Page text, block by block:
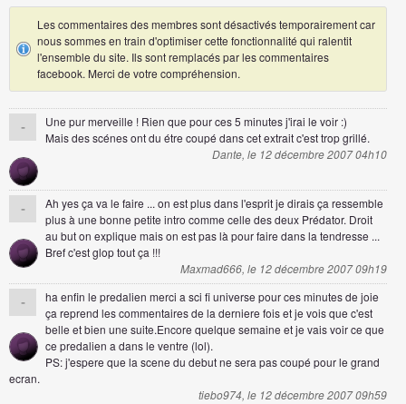
Les commentaires des membres sont désactivés temporairement car
nous sommes en train d'optimiser cette fonctionnalité qui ralentit
l'ensemble du site. Ils sont remplacés par les commentaires
facebook. Merci de votre compréhension.
-
Une pur merveille ! Rien que pour ces 5 minutes j'irai le voir :)
Mais des scénes ont du étre coupé dans cet extrait c'est trop grillé.
Dante, le 12 décembre 2007 04h10
-
Ah yes ça va le faire ... on est plus dans l'esprit je dirais ça ressemble
plus à une bonne petite intro comme celle des deux Prédator. Droit
au but on explique mais on est pas là pour faire dans la tendresse ...
Bref c'est glop tout ça !!!
Maxmad666, le 12 décembre 2007 09h19
-
ha enfin le predalien merci a sci fi universe pour ces minutes de joie
ça reprend les commentaires de la derniere fois et je vois que c'est
belle et bien une suite.Encore quelque semaine et je vais voir ce que
ce predalien a dans le ventre (lol).
PS: j'espere que la scene du debut ne sera pas coupé pour le grand
ecran.
tiebo974, le 12 décembre 2007 09h59